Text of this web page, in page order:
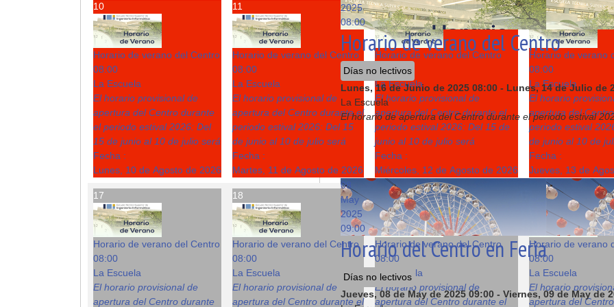
10
Horario de verano del Centro
08:00
La Escuela
El horario provisional de
apertura del Centro durante
el periodo estival 2026: Del
15 de junio al 10 de julio será
Fecha :
Lunes, 10 de Agosto de 2026
11
Horario de verano del Centro
08:00
La Escuela
El horario provisional de
apertura del Centro durante el
periodo estival 2026: Del 15
de junio al 10 de julio será
Fecha :
Martes, 11 de Agosto de 2026
12
Horario de verano del Centro
08:00
La Escuela
El horario provisional de
apertura del Centro durante el
periodo estival 2026: Del 15 de
junio al 10 de julio será
Fecha :
Miércoles, 12 de Agosto de 2026
13
Horario de verano
08:00
La Escuela
El horario
apertura del
periodo estival
de junio al 10 de
Fecha :
Jueves, 13 de
17
Horario de verano del Centro
08:00
La Escuela
El horario provisional de
apertura del Centro durante
18
Horario de verano del Centro
08:00
La Escuela
El horario provisional de
apertura del Centro durante el
Horario de verano del Centro
08:00
La Escuela
El horario provisional de
apertura del Centro durante el
Horario de verano
08:00
La Escuela
El horario
apertura del
2025
08:00
Horario de verano del Centro
Días no lectivos
Lunes, 16 de Junio de 2025 08:00 - Lunes, 14 de Julio de
La Escuela
El horario de apertura del Centro durante el periodo estival
08
May
2025
09:00
Horario del Centro en Feria
Días no lectivos
Jueves, 08 de May de 2025 09:00 - Viernes, 09 de May de